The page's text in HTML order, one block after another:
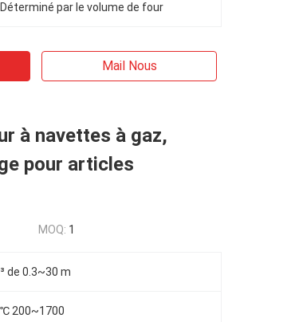
Déterminé par le volume de four
Mail Nous
à navettes à gaz,
pour articles
MOQ: 1
³ de 0.3~30 m
℃ 200~1700